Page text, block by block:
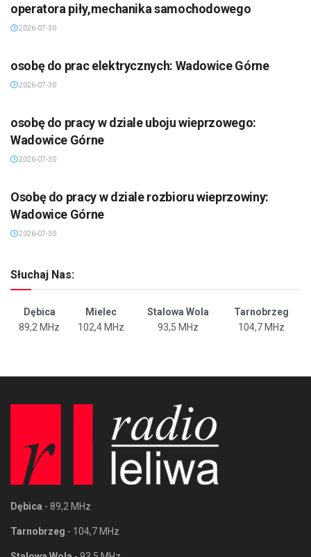
operatora piły,mechanika samochodowego
2026-07-30
osobę do prac elektrycznych: Wadowice Górne
2026-07-30
osobę do pracy w dziale uboju wieprzowego:
Wadowice Górne
2026-07-30
Osobę do pracy w dziale rozbioru wieprzowiny:
Wadowice Górne
2026-07-30
Słuchaj Nas:
Dębica Mielec Stalowa Wola
Tarnobrzeg
89,2 MHz
102,4 MHz 93,5 MHz 104,7 MHz
Dębica - 89,2 MHz
Tarnobrzeg - 104,7 MHz